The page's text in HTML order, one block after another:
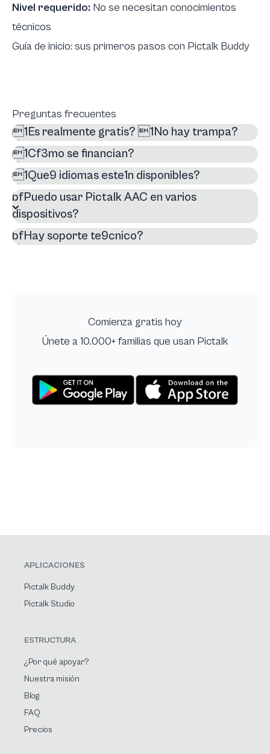
Nivel requerido: No se necesitan conocimientos
técnicos
Guía de inicio: sus primeros pasos con Pictalk Buddy
Preguntas frecuentes
1Es realmente gratis? 1No hay trampa?
1Cf3mo se financian?
1Que9 idiomas este1n disponibles?
bfPuedo usar Pictalk AAC en varios
dispositivos?
bfHay soporte te9cnico?
Comienza gratis hoy
Únete a 10.000+ familias que usan Pictalk
APLICACIONES
Pictalk Buddy
Pictalk Studio
ESTRUCTURA
¿Por qué apoyar?
Nuestra misión
Blog
FAQ
Precios